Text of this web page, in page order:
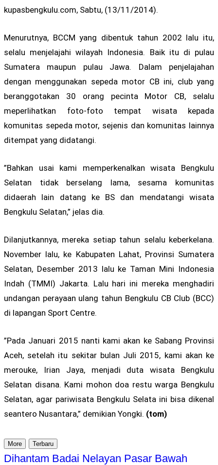
kupasbengkulu.com, Sabtu, (13/11/2014).
Menurutnya, BCCM yang dibentuk tahun 2002 lalu itu,
selalu menjelajahi wilayah Indonesia. Baik itu di pulau
Sumatera maupun pulau Jawa. Dalam penjelajahan
dengan menggunakan sepeda motor CB ini, club yang
beranggotakan 30 orang pecinta Motor CB, selalu
meperlihatkan foto-foto tempat wisata kepada
komunitas sepeda motor, sejenis dan komunitas lainnya
ditempat yang didatangi.
”Bahkan usai kami memperkenalkan wisata Bengkulu
Selatan tidak berselang lama, sesama komunitas
didaerah lain datang ke BS dan mendatangi wisata
Bengkulu Selatan,” jelas dia.
Dilanjutkannya, mereka setiap tahun selalu keberkelana.
November lalu, ke Kabupaten Lahat, Provinsi Sumatera
Selatan, Desember 2013 lalu ke Taman Mini Indonesia
Indah (TMMI) Jakarta. Lalu hari ini mereka menghadiri
undangan perayaan ulang tahun Bengkulu CB Club (BCC)
di lapangan Sport Centre.
”Pada Januari 2015 nanti kami akan ke Sabang Provinsi
Aceh, setelah itu sekitar bulan Juli 2015, kami akan ke
merouke, Irian Jaya, menjadi duta wisata Bengkulu
Selatan disana. Kami mohon doa restu warga Bengkulu
Selatan, agar pariwisata Bengkulu Selata ini bisa dikenal
seantero Nusantara,” demikian Yongki. (tom)
More Terbaru
Dihantam Badai Nelayan Pasar Bawah